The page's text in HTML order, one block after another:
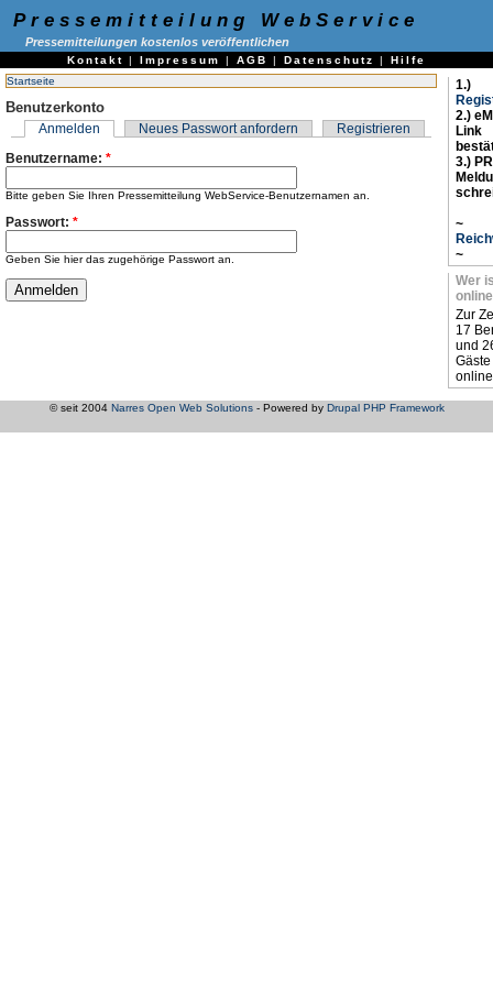
Pressemitteilung WebService
Pressemitteilungen kostenlos veröffentlichen
Kontakt | Impressum | AGB | Datenschutz | Hilfe
Startseite
Benutzerkonto
Anmelden Neues Passwort anfordern
Registrieren
Benutzername: *
Bitte geben Sie Ihren Pressemitteilung WebService-Benutzernamen an.
Passwort: *
Geben Sie hier das zugehörige Passwort an.
1.)
2.)
Link
3.)
~
~
Wer
online
Zur
17
und
Gäste
© seit 2004 Narres Open Web Solutions- Powered by Drupal PHP Framework